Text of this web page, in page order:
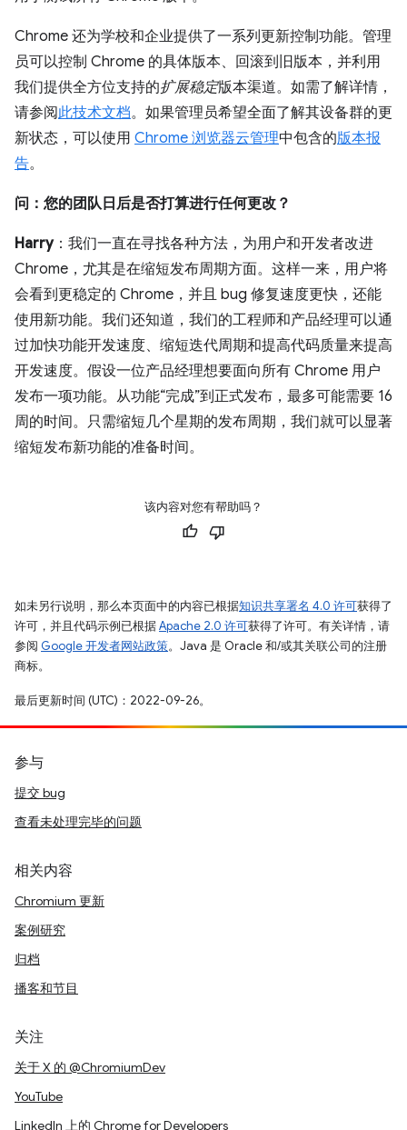
Chrome 还为学校和企业提供了一系列更新控制功能。管理
员可以控制 Chrome 的具体版本、回滚到旧版本，并利用
我们提供全方位支持的扩展稳定版本渠道。如需了解详情，
请参阅此技术文档。如果管理员希望全面了解其设备群的更
新状态，可以使用 Chrome 浏览器云管理中包含的版本报
告。
问：您的团队日后是否打算进行任何更改？
Harry：我们一直在寻找各种方法，为用户和开发者改进
Chrome，尤其是在缩短发布周期方面。这样一来，用户将
会看到更稳定的 Chrome，并且 bug 修复速度更快，还能
使用新功能。我们还知道，我们的工程师和产品经理可以通
过加快功能开发速度、缩短迭代周期和提高代码质量来提高
开发速度。假设一位产品经理想要面向所有 Chrome 用户
发布一项功能。从功能“完成”到正式发布，最多可能需要 16
周的时间。只需缩短几个星期的发布周期，我们就可以显著
缩短发布新功能的准备时间。
该内容对您有帮助吗？
如未另行说明，那么本页面中的内容已根据知识共享署名 4.0 许可获得了
许可，并且代码示例已根据Apache 2.0 许可获得了许可。有关详情，请
参阅 Google 开发者网站政策。Java 是 Oracle 和/或其关联公司的注册
商标。
最后更新时间 (UTC)：2022-09-26。
参与
提交 bug
查看未处理完毕的问题
相关内容
Chromium 更新
案例研究
归档
播客和节目
关注
关于 X 的 @ChromiumDev
YouTube
LinkedIn 上的 Chrome for Developers